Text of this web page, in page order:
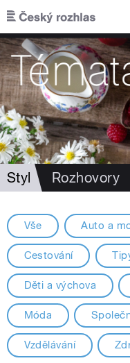
Přejít k hlavnímu obsahu
Styl Rozhovory
Vše Auto a
Cestování
Děti a výchova
Móda
Vzdělávání